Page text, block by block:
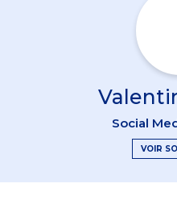
Social
VOIR